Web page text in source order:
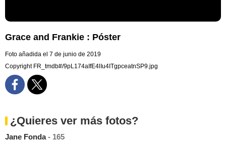
Grace and Frankie : Póster
Foto añadida el 7 de junio de 2019
Copyright FR_tmdb#/9pL174aIfE4lIu4ITgpceatnSP9.jpg
¿Quieres ver más fotos?
Jane Fonda- 165